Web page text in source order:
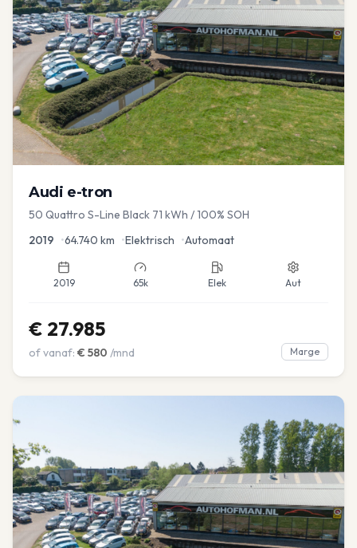
Audi e-tron
50 Quattro S-Line Black 71 kWh / 100% SOH
2019 •64.740 km •Elektrisch •Automaat
2019 65k Elek Aut
€ 27.985
of vanaf: € 580 /mnd Marge